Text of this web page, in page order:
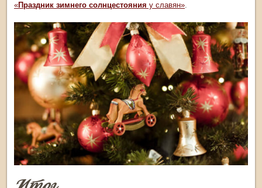
«Праздник зимнего солнцестояния у славян».